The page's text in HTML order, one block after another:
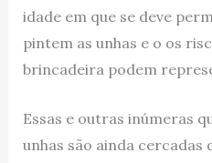
idade em que se deve
pintem as unhas e o os
brincadeira podem
Essas e outras inúmeras
unhas são ainda cercadas